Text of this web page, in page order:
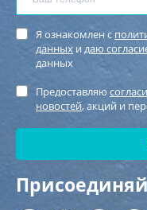
Я ознакомлен с
данных идаю
данных
Предоставляю
новостей, акций и